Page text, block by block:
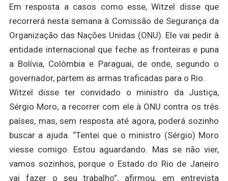
Em resposta a casos como esse, Witzel disse que
recorrerá nesta semana à Comissão de Segurança da
Organização das Nações Unidas (ONU). Ele vai pedir à
entidade internacional que feche as fronteiras e puna
a Bolívia, Colômbia e Paraguai, de onde, segundo o
governador, partem as armas traficadas para o Rio.
Witzel disse ter convidado o ministro da Justiça,
Sérgio Moro, a recorrer com ele à ONU contra os três
países, mas, sem resposta até agora, poderá sozinho
buscar a ajuda. “Tentei que o ministro (Sérgio) Moro
viesse comigo. Estou aguardando. Mas se não vier,
vamos sozinhos, porque o Estado do Rio de Janeiro
vai fazer o seu trabalho”, afirmou, em entrevista